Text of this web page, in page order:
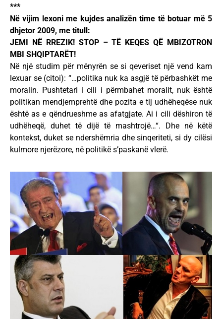
***
Në vijim lexoni me kujdes analizën time të botuar më 5
dhjetor 2009, me titull:
JEMI NË RREZIK! STOP – TË KEQES QË MBIZOTRON
MBI SHQIPTARËT!
Në një studim për mënyrën se si qeveriset një vend kam
lexuar se (citoi): “…politika nuk ka asgjë të përbashkët me
moralin. Pushtetari i cili i përmbahet moralit, nuk është
politikan mendjemprehtë dhe pozita e tij udhëheqëse nuk
është as e qëndrueshme as afatgjate. Ai i cili dëshiron të
udhëheqë, duhet të dijë të mashtrojë…“. Dhe në këtë
kontekst, duket se ndershëmria dhe sinqeriteti, si dy cilësi
kulmore njerëzore, në politikë s’paskanë vlerë.